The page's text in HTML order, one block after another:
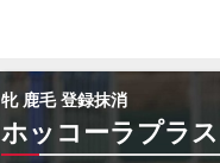
牝 鹿毛 登録抹消
ホッコーラプラス